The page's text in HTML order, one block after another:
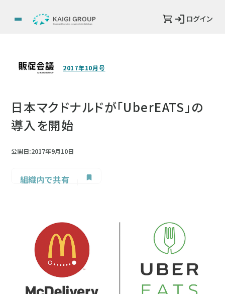
ログイン
2017年10月号
日本マクドナルドが「UberEATS」の
導入を開始
公開日:2017年9月10日
組織内で共有